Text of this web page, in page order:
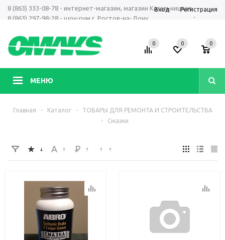
8 (863) 333-08-78 - интернет-магазин, магазин Кагальницкая
8 (863) 297-98-28 - шоу-рум г. Ростов-на-Дону
-
Вход Регистрация
МЕНЮ
0 0 0
Главная - Каталог -
ТОВАРЫ ДЛЯ РЕМОНТА И СТРОИТЕЛЬСТВА
-
Смазки